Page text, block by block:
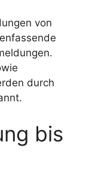
von
durch
bis